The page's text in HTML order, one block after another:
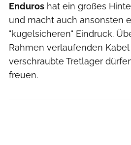
Enduros hat ein großes
und macht auch ansonsten
"kugelsicheren" Eindruck.
Rahmen verlaufenden
verschraubte Tretlager
freuen.